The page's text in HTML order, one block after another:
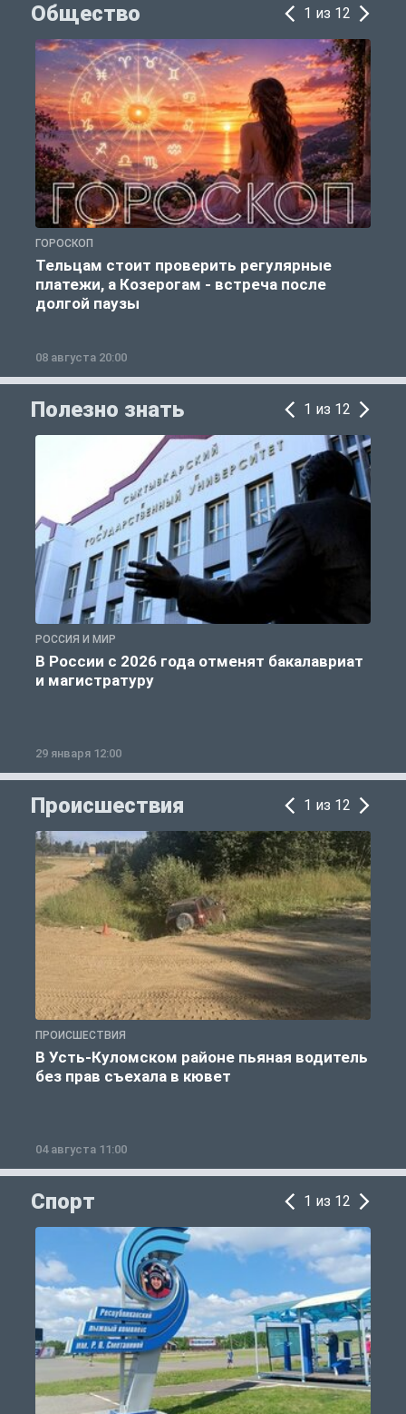
Общество 1 из 12
ГОРОСКОП
Тельцам стоит проверить регулярные
платежи, а Козерогам - встреча после
долгой паузы
08 августа 20:00
Полезно знать 1 из 12
РОССИЯ И МИР
В России с 2026 года отменят бакалавриат
и магистратуру
29 января 12:00
Происшествия 1 из 12
ПРОИСШЕСТВИЯ
В Усть-Куломском районе пьяная водитель
без прав съехала в кювет
04 августа 11:00
Спорт 1 из 12